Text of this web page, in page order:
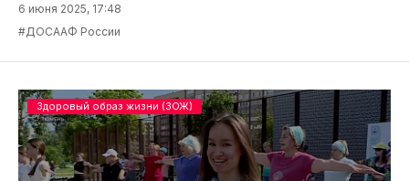
6 июня 2025, 17:48
#ДОСААФ России
Здоровый образ жизни (ЗОЖ)